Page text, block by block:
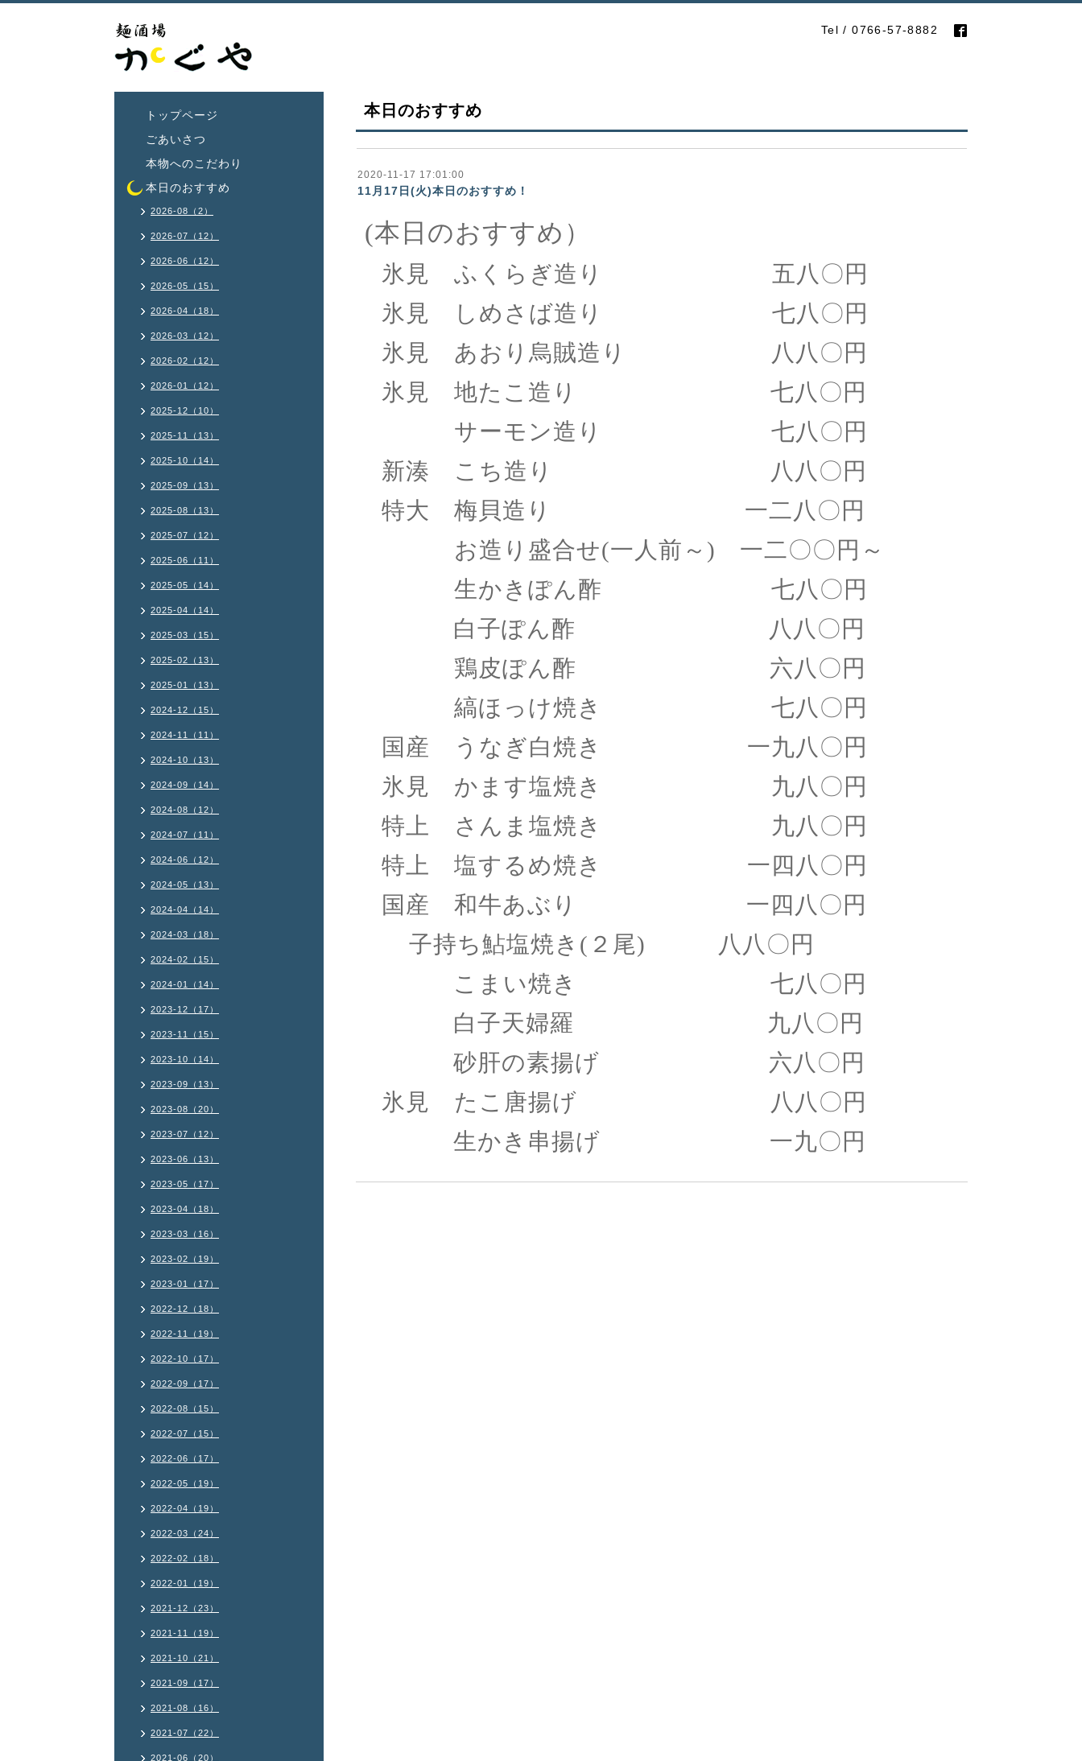
Tel / 0766-57-8882
本日のおすすめ
2020-11-17 17:01:00
11月17日(火)本日のおすすめ！
(本日のおすすめ）
氷見 ふくらぎ造り 五八〇円
氷見 しめさば造り 七八〇円
氷見 あおり烏賊造り 八八〇円
氷見 地たこ造り 七八〇円
サーモン造り 七八〇円
新湊 こち造り 八八〇円
特大 梅貝造り 一二八〇円
お造り盛合せ(一人前～) 一二〇〇円～
生かきぽん酢 七八〇円
白子ぽん酢 八八〇円
鶏皮ぽん酢 六八〇円
縞ほっけ焼き 七八〇円
国産 うなぎ白焼き 一九八〇円
氷見 かます塩焼き 九八〇円
特上 さんま塩焼き 九八〇円
特上 塩するめ焼き 一四八〇円
国産 和牛あぶり 一四八〇円
子持ち鮎塩焼き (２尾) 八八〇円
こまい焼き 七八〇円
白子天婦羅 九八〇円
砂肝の素揚げ 六八〇円
氷見 たこ唐揚げ 八八〇円
生かき串揚げ 一九〇円
トップページ
ごあいさつ
本物へのこだわり
本日のおすすめ
2026-08（2）
2026-07（12）
2026-06（12）
2026-05（15）
2026-04（18）
2026-03（12）
2026-02（12）
2026-01（12）
2025-12（10）
2025-11（13）
2025-10（14）
2025-09（13）
2025-08（13）
2025-07（12）
2025-06（11）
2025-05（14）
2025-04（14）
2025-03（15）
2025-02（13）
2025-01（13）
2024-12（15）
2024-11（11）
2024-10（13）
2024-09（14）
2024-08（12）
2024-07（11）
2024-06（12）
2024-05（13）
2024-04（14）
2024-03（18）
2024-02（15）
2024-01（14）
2023-12（17）
2023-11（15）
2023-10（14）
2023-09（13）
2023-08（20）
2023-07（12）
2023-06（13）
2023-05（17）
2023-04（18）
2023-03（16）
2023-02（19）
2023-01（17）
2022-12（18）
2022-11（19）
2022-10（17）
2022-09（17）
2022-08（15）
2022-07（15）
2022-06（17）
2022-05（19）
2022-04（19）
2022-03（24）
2022-02（18）
2022-01（19）
2021-12（23）
2021-11（19）
2021-10（21）
2021-09（17）
2021-08（16）
2021-07（22）
2021-06（20）